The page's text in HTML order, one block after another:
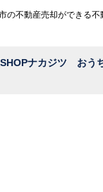
の不動産売却ができる不
ナカジツ おう